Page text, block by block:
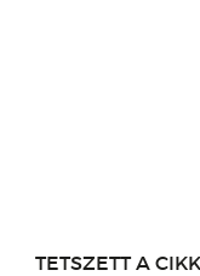
TETSZETT A